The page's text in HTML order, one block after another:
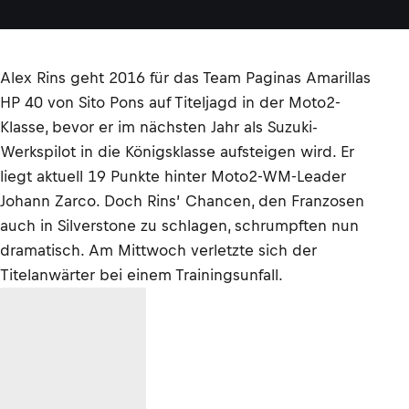
Alex Rins geht 2016 für das Team Paginas Amarillas
HP 40 von Sito Pons auf Titeljagd in der Moto2-
Klasse, bevor er im nächsten Jahr als Suzuki-
Werkspilot in die Königsklasse aufsteigen wird. Er
liegt aktuell 19 Punkte hinter Moto2-WM-Leader
Johann Zarco. Doch Rins’ Chancen, den Franzosen
auch in Silverstone zu schlagen, schrumpften nun
dramatisch. Am Mittwoch verletzte sich der
Titelanwärter bei einem Trainingsunfall.